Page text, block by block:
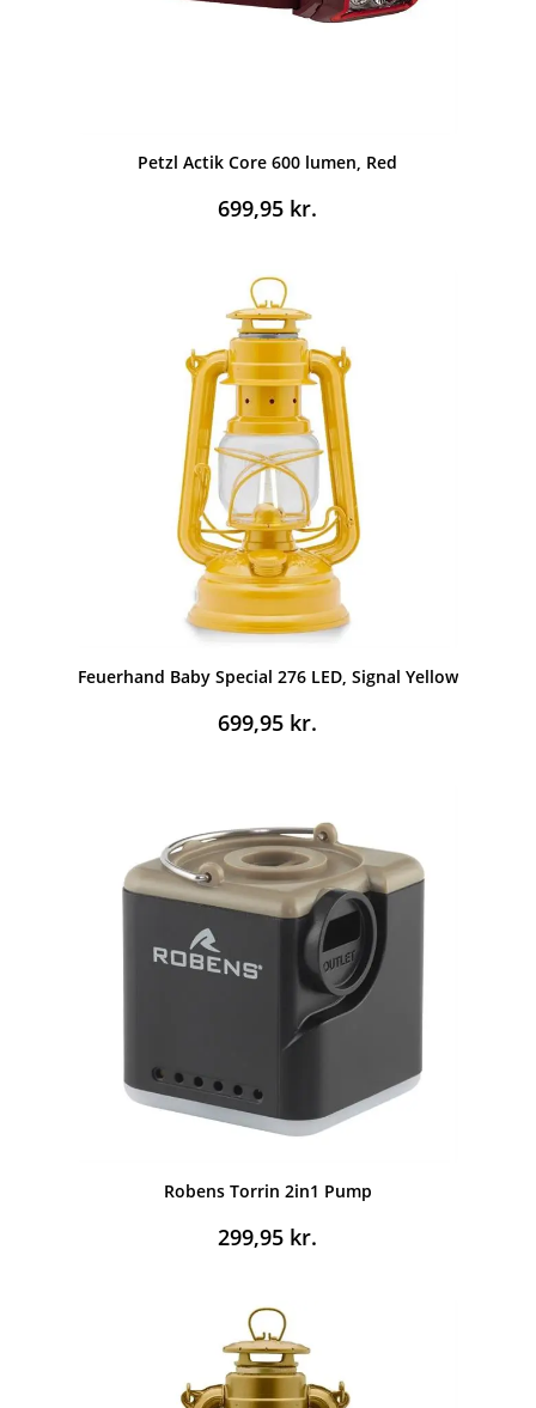
Petzl Actik Core 600 lumen, Red
699,95 kr.
Feuerhand Baby Special 276 LED, Signal Yellow
699,95 kr.
Robens Torrin 2in1 Pump
299,95 kr.